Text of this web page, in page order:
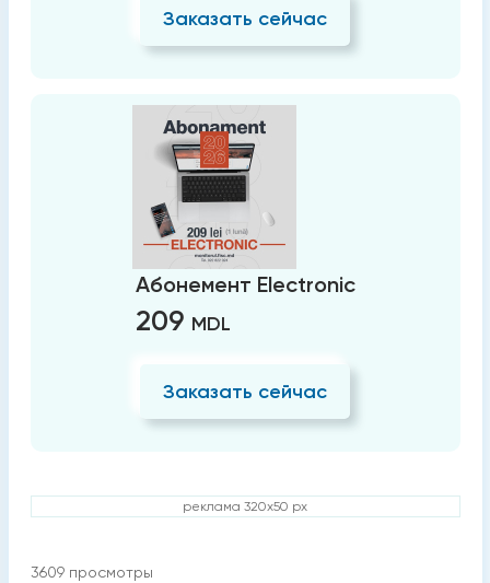
Заказать сейчас
Абонемент Electronic
209 MDL
Заказать сейчас
реклама 320x50 px
3609 просмотры